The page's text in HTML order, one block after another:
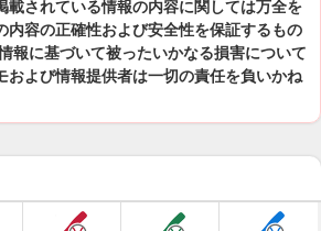
載されている情報の内容に関しては万全を
内容の正確性および安全性を保証するもの
報に基づいて被ったいかなる損害について
および情報提供者は一切の責任を負いかね